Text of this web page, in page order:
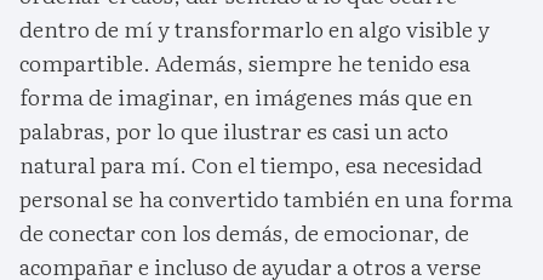
dentro de mí y transformarlo en algo visible y
compartible. Además, siempre he tenido esa
forma de imaginar, en imágenes más que en
palabras, por lo que ilustrar es casi un acto
natural para mí. Con el tiempo, esa necesidad
personal se ha convertido también en una forma
de conectar con los demás, de emocionar, de
acompañar e incluso de ayudar a otros a verse